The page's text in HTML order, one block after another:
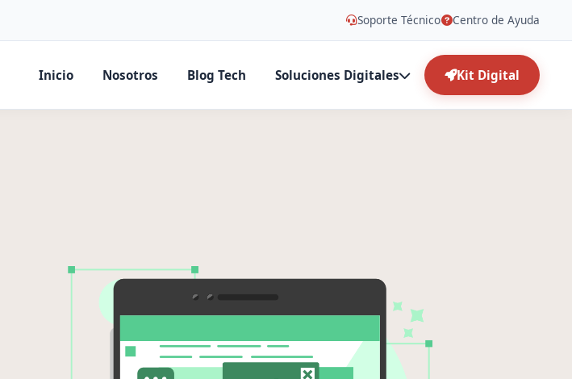
Soporte Técnico Centro de Ayuda
Inicio Nosotros Blog Tech Soluciones Digitales Kit Digital